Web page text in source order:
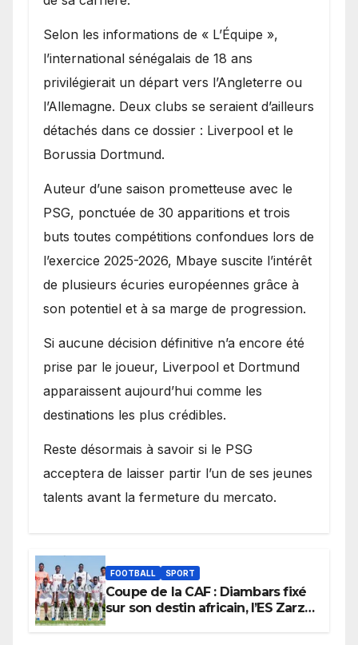
Selon les informations de « L’Équipe »,
l’international sénégalais de 18 ans
privilégierait un départ vers l’Angleterre ou
l’Allemagne. Deux clubs se seraient d’ailleurs
détachés dans ce dossier : Liverpool et le
Borussia Dortmund.
Auteur d’une saison prometteuse avec le
PSG, ponctuée de 30 apparitions et trois
buts toutes compétitions confondues lors de
l’exercice 2025-2026, Mbaye suscite l’intérêt
de plusieurs écuries européennes grâce à
son potentiel et à sa marge de progression.
Si aucune décision définitive n’a encore été
prise par le joueur, Liverpool et Dortmund
apparaissent aujourd’hui comme les
destinations les plus crédibles.
Reste désormais à savoir si le PSG
acceptera de laisser partir l’un de ses jeunes
talents avant la fermeture du mercato.
FOOTBALL SPORT
Coupe de la CAF : Diambars fixé
sur son destin africain, l’ES Zarzis